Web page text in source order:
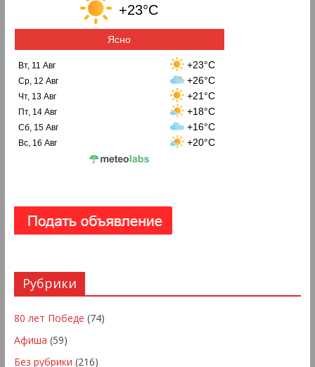
+23°C
Ясно
Вт, 11 Авг +23°C
Ср, 12 Авг +26°C
Чт, 13 Авг +21°C
Пт, 14 Авг +18°C
Сб, 15 Авг +16°C
Вс, 16 Авг +20°C
Рубрики
80 лет Победе (74)
Афиша (59)
Без рубрики (216)